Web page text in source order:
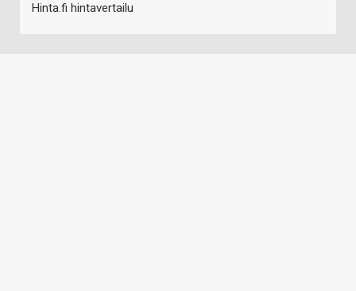
Hinta.fi hintavertailu